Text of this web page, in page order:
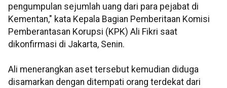
pengumpulan sejumlah uang dari para pejabat di
Kementan," kata Kepala Bagian Pemberitaan Komisi
Pemberantasan Korupsi (KPK) Ali Fikri saat
dikonfirmasi di Jakarta, Senin.
Ali menerangkan aset tersebut kemudian diduga
disamarkan dengan ditempati orang terdekat dari